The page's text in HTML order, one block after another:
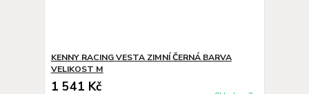
KENNY RACING VESTA ZIMNÍ ČERNÁ BARVA
VELIKOST M
1 541 Kč